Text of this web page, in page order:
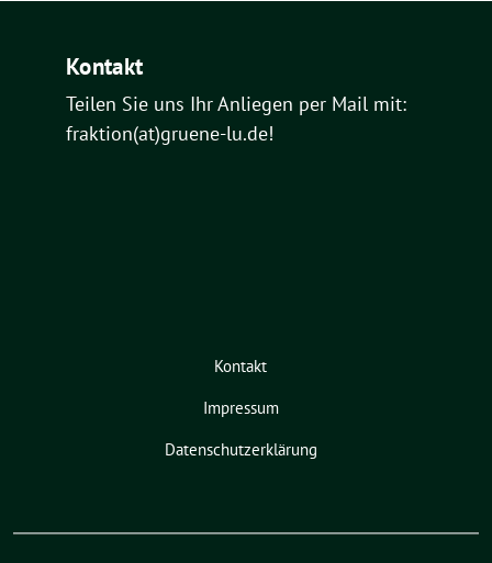
Kontakt
Teilen Sie uns Ihr Anliegen per Mail mit:
fraktion(at)gruene-lu.de!
Kontakt
Impressum
Datenschutzerklärung